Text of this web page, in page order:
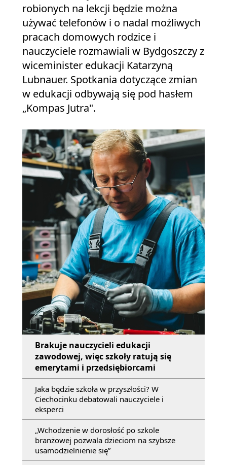
robionych na lekcji będzie można
używać telefonów i o nadal możliwych
pracach domowych rodzice i
nauczyciele rozmawiali w Bydgoszczy z
wiceminister edukacji Katarzyną
Lubnauer. Spotkania dotyczące zmian
w edukacji odbywają się pod hasłem
„Kompas Jutra".
Brakuje nauczycieli edukacji
zawodowej, więc szkoły ratują się
emerytami i przedsiębiorcami
Jaka będzie szkoła w przyszłości? W
Ciechocinku debatowali nauczyciele i
eksperci
„Wchodzenie w dorosłość po szkole
branżowej pozwala dzieciom na szybsze
usamodzielnienie się”